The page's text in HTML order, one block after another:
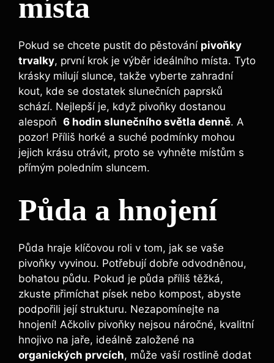
místa
Pokud‌ se chcete pustit do pěstování pivoňky
trvalky,​ první krok je výběr ideálního místa. Tyto
krásky milují slunce, takže vyberte ‌zahradní
kout, kde se dostatek slunečních paprsků
schází. Nejlepší je, ⁤když pivoňky dostanou
alespoň ‌ 6 hodin slunečního světla denně. A
pozor! Příliš horké a suché podmínky mohou
jejich krásu otrávit, proto se ‌vyhněte místům s
přímým⁤ poledním sluncem.
Půda ​a⁤ hnojení
Půda hraje klíčovou roli v tom, jak se⁢ vaše
pivoňky vyvinou. Potřebují ‍dobře ‍odvodněnou, ​
bohatou ‌půdu. Pokud je půda příliš těžká,
zkuste‍ přimíchat písek⁣ nebo kompost, abyste
podpořili její strukturu. Nezapomínejte⁤ na
hnojení! ⁢Ačkoliv pivoňky nejsou náročné, kvalitní
hnojivo na ‍jaře, ideálně založené ⁢na ‍
organických prvcích, může vaší rostlině dodat